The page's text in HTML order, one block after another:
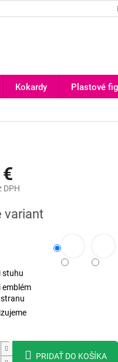
Kokardy Plastové
DPH
variant
stuhu
emblém
PRIDAŤ DO KOŠÍKA